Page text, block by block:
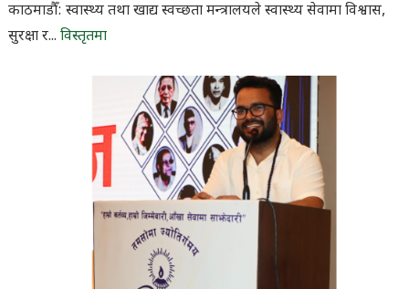
काठमाडौँ: स्वास्थ्य तथा खाद्य स्वच्छता मन्त्रालयले स्वास्थ्य सेवामा विश्वास,
सुरक्षा र... विस्तृतमा